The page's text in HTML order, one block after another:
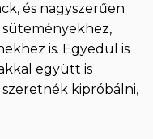
és nagyszerűen
süteményekhez,
is. Egyedül is
együtt is
kipróbálni,